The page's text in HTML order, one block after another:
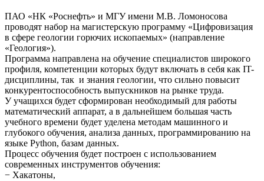
ПАО «НК «Роснефть» и МГУ имени М.В. Ломоносова
проводят набор на магистерскую программу «Цифровизация
в сфере геологии горючих ископаемых» (направление
«Геология»).
Программа направлена на обучение специалистов широкого
профиля, компетенции которых будут включать в себя как IT-
дисциплины, так и знания геологии, что сильно повысит
конкурентоспособность выпускников на рынке труда.
У учащихся будет сформирован необходимый для работы
математический аппарат, а в дальнейшем большая часть
учебного времени будет уделена методам машинного и
глубокого обучения, анализа данных, программированию на
языке Python, базам данных.
Процесс обучения будет построен с использованием
современных инструментов обучения:
− Хакатоны,